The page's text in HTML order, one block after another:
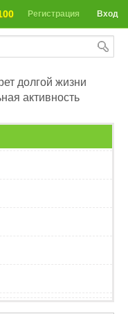
Вход
Регистрация
долгой жизни
активность